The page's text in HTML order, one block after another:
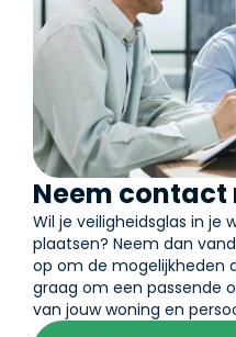
Neem contact
Wil je veiligheidsglas in je
plaatsen? Neem dan
op om de mogelijkheden
graag om een passende
van jouw woning en